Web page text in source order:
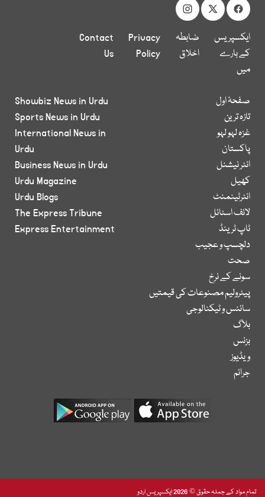
ایکسپریس
کے بارے
میں
ضابطہ
اخلاق
Privacy
Policy
Contact
Us
صفحۂ اول
تازہ ترین
غزہ لہو لہو
پاکستان
انٹر نیشنل
کھیل
انٹرٹینمنٹ
لائف اسٹائل
ٹاپ ٹرینڈ
دلچسپ و عجیب
صحت
سونے کے نرخ
پیٹرولیم مصنوعات کی قیمتیں
سائنس و ٹیکنالوجی
بلاگ
بزنس
ویڈیوز
جرائم
Showbiz News in Urdu
Sports News in Urdu
International News in
Urdu
Business News in Urdu
Urdu Magazine
Urdu Blogs
The Express Tribune
Express Entertainment
تمام مواد کے جملہ حقوق © 2026 ایکسپریس اردو